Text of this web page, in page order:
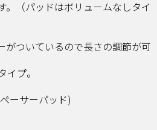
。（パッドはボリュームなしタイ
がついているので長さの調節が可
プ。
ーサーパッド)